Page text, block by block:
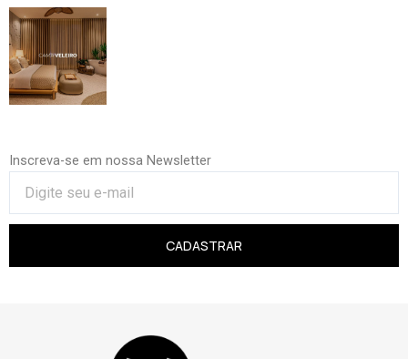
Inscreva-se em nossa Newsletter
CADASTRAR